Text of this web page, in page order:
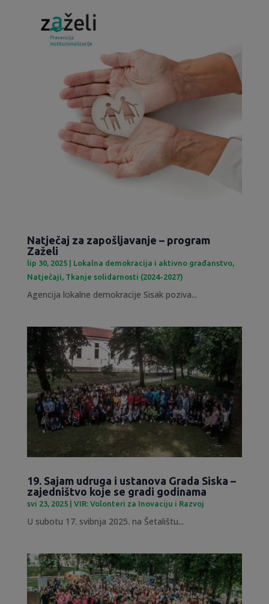
Natječaj za zapošljavanje – program
Zaželi
lip 30, 2025| Lokalna demokracija i aktivno građanstvo,
Natječaji, Tkanje solidarnosti (2024-2027)
Agencija lokalne demokracije Sisak poziva...
19. Sajam udruga i ustanova Grada Siska –
zajedništvo koje se gradi godinama
svi 23, 2025| VIR: Volonteri za Inovaciju i Razvoj
U subotu 17. svibnja 2025. na Šetalištu...